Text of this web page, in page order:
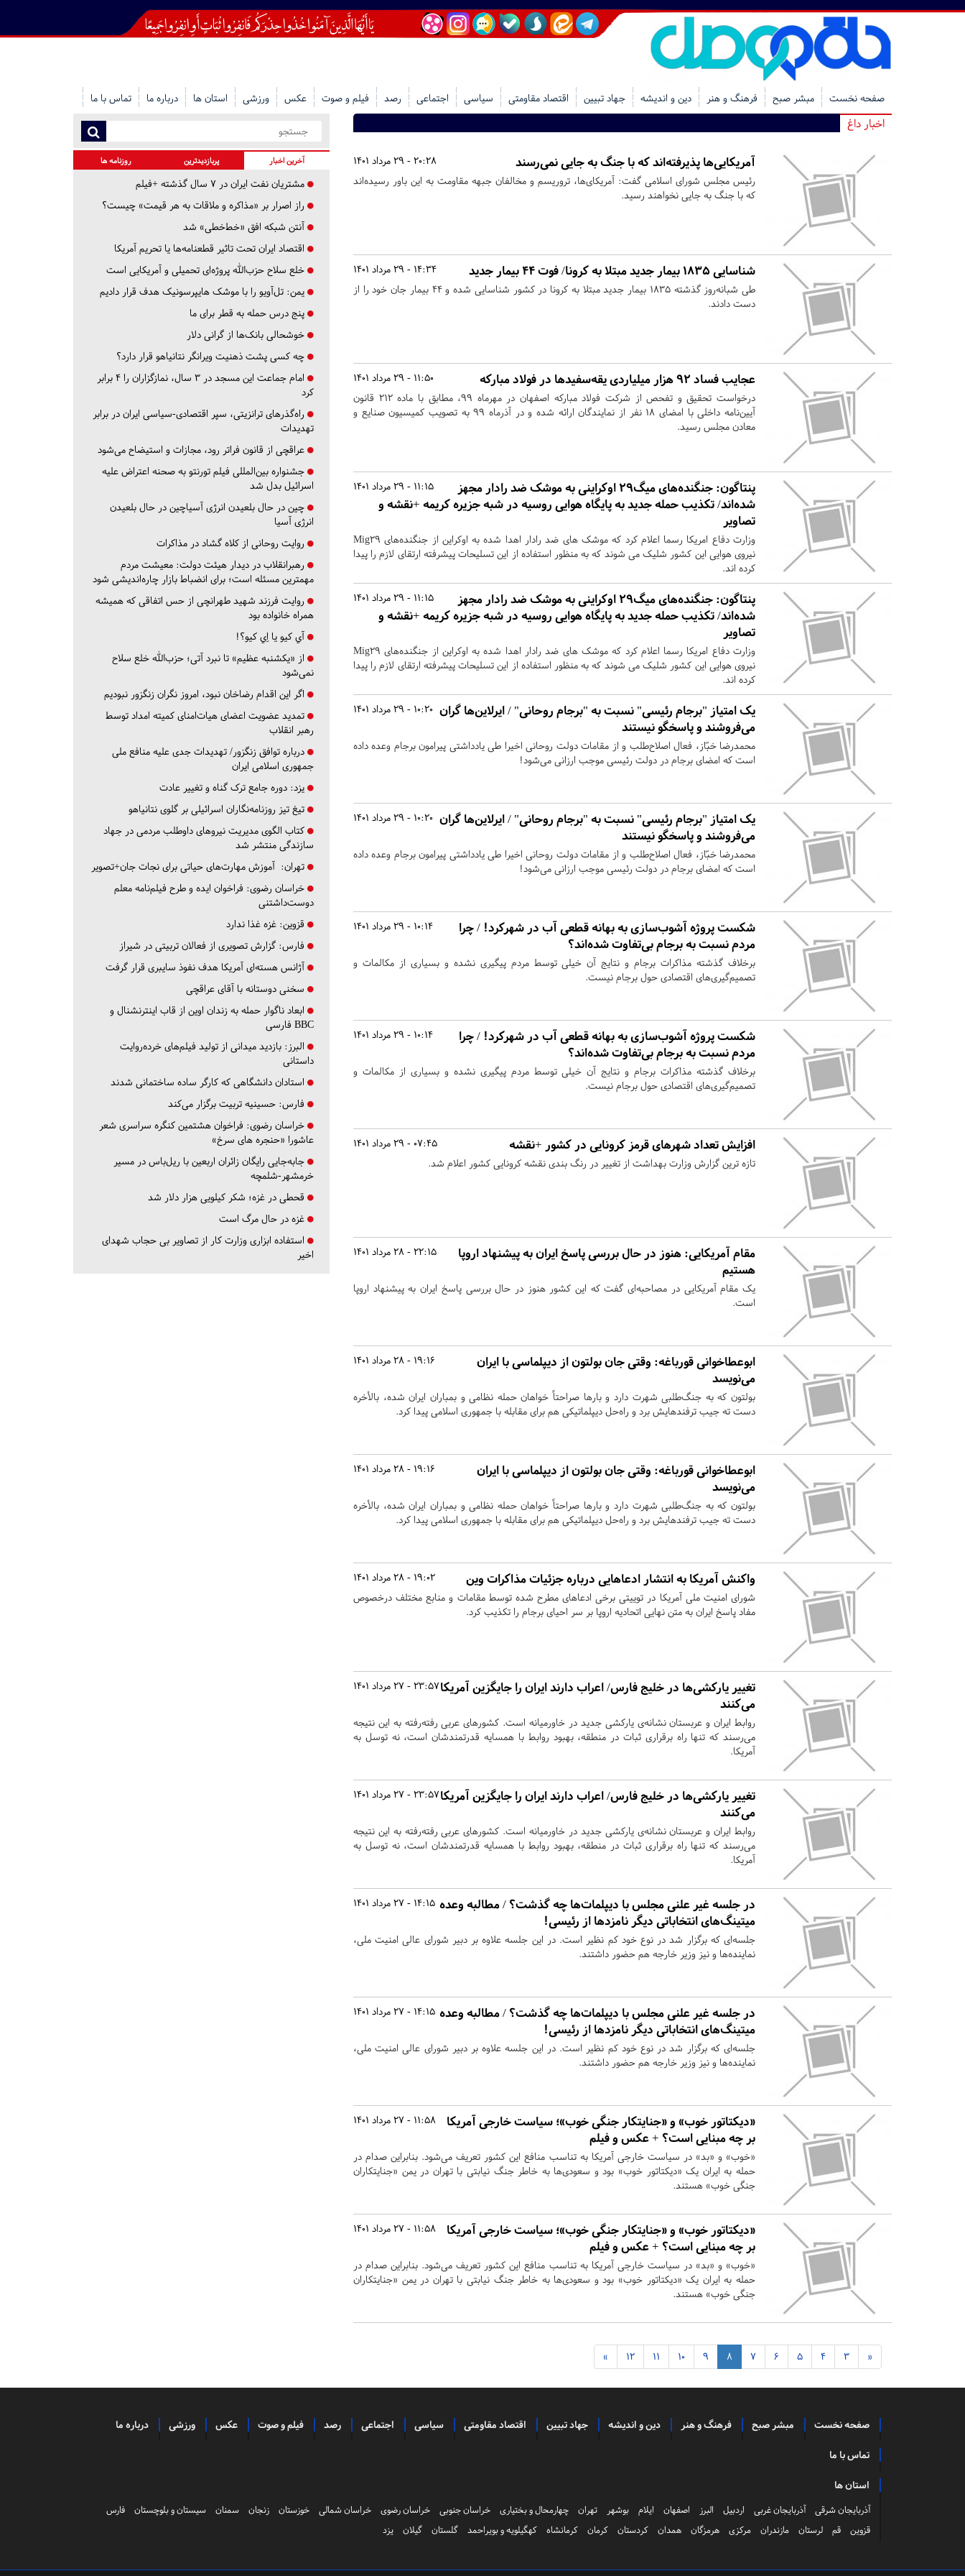
صفحه نخست مبشر صبح فرهنگ و هنر دین و اندیشه جهاد تبیین اقتصاد مقاومتی سیاسی اجتماعی رصد فیلم و صوت عکس ورزشی استان ها درباره ما تماس با ما
اخبار داغ
20:28 - 29 مرداد 1401 آمریکایی‌ها پذیرفته‌اند که با جنگ به جایی نمی‌رسند
رئیس مجلس شورای اسلامی گفت: آمریکای‌ها، تروریسم و مخالفان جبهه مقاومت به این باور رسیده‌اند
که با جنگ به جایی نخواهند رسید.
14:34 - 29 مرداد 1401 شناسایی ۱۸۳۵ بیمار جدید مبتلا به کرونا/ فوت ۴۴ بیمار جدید
طی شبانه‌روز گذشته ۱۸۳۵ بیمار جدید مبتلا به کرونا در کشور شناسایی شده و ۴۴ بیمار جان خود را از
دست دادند.
11:50 - 29 مرداد 1401 عجایب فساد ۹۲ هزار میلیاردی یقه‌سفیدها در فولاد مبارکه
درخواست تحقیق و تفحص از شرکت فولاد مبارکه اصفهان در مهرماه ۹۹، مطابق با ماده ۲۱۲ قانون
آیین‌نامه داخلی با امضای ۱۸ نفر از نمایندگان ارائه شده و در آذرماه ۹۹ به تصویب کمیسیون صنایع و
معادن مجلس رسید.
11:15 - 29 مرداد 1401
پنتاگون: جنگنده‌های میگ۲۹ اوکراینی به موشک ضد رادار مجهز
شده‌اند/ تکذیب حمله جدید به پایگاه هوایی روسیه در شبه جزیره کریمه +نقشه و
تصاویر
وزارت دفاع امریکا رسما اعلام کرد که موشک های ضد رادار اهدا شده به اوکراین از جنگنده‌های Mig۲۹
نیروی هوایی این کشور شلیک می شوند که به منظور استفاده از این تسلیحات پیشرفته ارتقای لازم را پیدا
کرده اند.
11:15 - 29 مرداد 1401
پنتاگون: جنگنده‌های میگ۲۹ اوکراینی به موشک ضد رادار مجهز
شده‌اند/ تکذیب حمله جدید به پایگاه هوایی روسیه در شبه جزیره کریمه +نقشه و
تصاویر
وزارت دفاع امریکا رسما اعلام کرد که موشک های ضد رادار اهدا شده به اوکراین از جنگنده‌های Mig۲۹
نیروی هوایی این کشور شلیک می شوند که به منظور استفاده از این تسلیحات پیشرفته ارتقای لازم را پیدا
کرده اند.
10:20 - 29 مرداد 1401 یک امتیاز "برجام رئیسی" نسبت به "برجام روحانی" / ایرلاین‌ها گران
می‌فروشند و پاسخگو نیستند
محمدرضا خبّاز، فعال اصلاح‌طلب و از مقامات دولت روحانی اخیرا طی یادداشتی پیرامون برجام وعده داده
است که امضای برجام در دولت رئیسی موجب ارزانی می‌شود!
10:20 - 29 مرداد 1401 یک امتیاز "برجام رئیسی" نسبت به "برجام روحانی" / ایرلاین‌ها گران
می‌فروشند و پاسخگو نیستند
محمدرضا خبّاز، فعال اصلاح‌طلب و از مقامات دولت روحانی اخیرا طی یادداشتی پیرامون برجام وعده داده
است که امضای برجام در دولت رئیسی موجب ارزانی می‌شود!
10:14 - 29 مرداد 1401
شکست پروژه آشوب‌سازی به بهانه قطعی آب در شهرکرد! / چرا
مردم نسبت به برجام بی‌تفاوت شده‌اند؟
برخلاف گذشته مذاکرات برجام و نتایج آن خیلی توسط مردم پیگیری نشده و بسیاری از مکالمات و
تصمیم‌گیری‌های اقتصادی حول برجام نیست.
10:14 - 29 مرداد 1401
شکست پروژه آشوب‌سازی به بهانه قطعی آب در شهرکرد! / چرا
مردم نسبت به برجام بی‌تفاوت شده‌اند؟
برخلاف گذشته مذاکرات برجام و نتایج آن خیلی توسط مردم پیگیری نشده و بسیاری از مکالمات و
تصمیم‌گیری‌های اقتصادی حول برجام نیست.
07:45 - 29 مرداد 1401 افزایش تعداد شهرهای قرمز کرونایی در کشور +نقشه
تازه ترین گزارش وزارت بهداشت از تغییر در رنگ بندی نقشه کرونایی کشور اعلام شد.
22:15 - 28 مرداد 1401
مقام آمریکایی:‌ هنوز در حال بررسی پاسخ ایران به پیشنهاد اروپا
هستیم
یک مقام آمریکایی در مصاحبه‌ای گفت که این کشور هنوز در حال بررسی پاسخ ایران به پیشنهاد اروپا
است.
19:16 - 28 مرداد 1401
ابوعطاخوانی قورباغه: وقتی جان بولتون از دیپلماسی با ایران
می‌نویسد
بولتون که به جنگ‌طلبی شهرت دارد و بارها صراحتاً خواهان حمله نظامی و بمباران ایران شده، بالأخره
دست ته جیب ترفندهایش برد و راه‌حل دیپلماتیکی هم برای مقابله با جمهوری اسلامی پیدا کرد.
19:16 - 28 مرداد 1401
ابوعطاخوانی قورباغه: وقتی جان بولتون از دیپلماسی با ایران
می‌نویسد
بولتون که به جنگ‌طلبی شهرت دارد و بارها صراحتاً خواهان حمله نظامی و بمباران ایران شده، بالأخره
دست ته جیب ترفندهایش برد و راه‌حل دیپلماتیکی هم برای مقابله با جمهوری اسلامی پیدا کرد.
19:02 - 28 مرداد 1401 واکنش آمریکا به انتشار ادعاهایی درباره جزئیات مذاکرات وین
شورای امنیت ملی آمریکا در توییتی برخی ادعاهای مطرح شده توسط مقامات و منابع مختلف درخصوص
مفاد پاسخ ایران به متن نهایی اتحادیه اروپا بر سر احیای برجام را تکذیب کرد.
23:57 - 27 مرداد 1401تغییر یارکشی‌ها در خلیج فارس/ اعراب دارند ایران را جایگزین آمریکا
می‌کنند
روابط ایران و عربستان نشانه‌ی یارکشی جدید در خاورمیانه است. کشورهای عربی رفته‌رفته به این نتیجه
می‌رسند که تنها راه برقراری ثبات در منطقه، بهبود روابط با همسایه قدرتمندشان است، نه توسل به
آمریکا.
23:57 - 27 مرداد 1401تغییر یارکشی‌ها در خلیج فارس/ اعراب دارند ایران را جایگزین آمریکا
می‌کنند
روابط ایران و عربستان نشانه‌ی یارکشی جدید در خاورمیانه است. کشورهای عربی رفته‌رفته به این نتیجه
می‌رسند که تنها راه برقراری ثبات در منطقه، بهبود روابط با همسایه قدرتمندشان است، نه توسل به
آمریکا.
14:15 - 27 مرداد 1401 در جلسه غیر علنی مجلس با دیپلمات‌ها چه گذشت؟ / مطالبه وعده‌
میتینگ‌های انتخاباتی دیگر نامزدها از رئیسی!
جلسه‌ای که برگزار شد در نوع خود کم نظیر است. در این جلسه علاوه بر دبیر شورای عالی امنیت ملی،
نماینده‌ها و نیز وزیر خارجه هم حضور داشتند.
14:15 - 27 مرداد 1401 در جلسه غیر علنی مجلس با دیپلمات‌ها چه گذشت؟ / مطالبه وعده‌
میتینگ‌های انتخاباتی دیگر نامزدها از رئیسی!
جلسه‌ای که برگزار شد در نوع خود کم نظیر است. در این جلسه علاوه بر دبیر شورای عالی امنیت ملی،
نماینده‌ها و نیز وزیر خارجه هم حضور داشتند.
11:58 - 27 مرداد 1401
«دیکتاتور خوب» و «جنایتکار جنگی خوب»؛ سیاست خارجی آمریکا
بر چه مبنایی است؟ + عکس و فیلم
«خوب» و «بد» در سیاست خارجی آمریکا به تناسب منافع این کشور تعریف می‌شود. بنابراین صدام در
حمله به ایران یک «دیکتاتور خوب» بود و سعودی‌ها به خاطر جنگ نیابتی با تهران در یمن «جنایتکاران
جنگی خوب» هستند.
11:58 - 27 مرداد 1401
«دیکتاتور خوب» و «جنایتکار جنگی خوب»؛ سیاست خارجی آمریکا
بر چه مبنایی است؟ + عکس و فیلم
«خوب» و «بد» در سیاست خارجی آمریکا به تناسب منافع این کشور تعریف می‌شود. بنابراین صدام در
حمله به ایران یک «دیکتاتور خوب» بود و سعودی‌ها به خاطر جنگ نیابتی با تهران در یمن «جنایتکاران
جنگی خوب» هستند.
«
3
4
5
6
7
8
9
10
11
12
»
آخرین اخبار پربازدیدترین روزنامه ها
مشتریان نفت ایران در ۷ سال گذشته +فیلم
راز اصرار بر «مذاکره و ملاقات به هر قیمت» چیست؟
آنتن شبکه افق «خط‌خطی» شد
اقتصاد ایران تحت تاثیر قطعنامه‌ها یا تحریم‌ آمریکا
خلع سلاح حزب‌الله پروژه‌ای تحمیلی و آمریکایی است
یمن: تل‌آویو را با موشک هایپرسونیک هدف قرار دادیم
پنج درس‌ حمله به قطر برای ما
خوشحالی بانک‌ها از گرانی دلار
چه کسی پشت ذهنیت ویرانگر نتانیاهو قرار دارد؟
امام جماعت این مسجد در ۳ سال، نمازگزاران را ۴ برابر
کرد
راه‌گذرهای ترانزیتی، سپر اقتصادی-سیاسی ایران در برابر
تهدیدات
عراقچی از قانون فراتر رود، مجازات و استیضاح می‌شود
جشنواره بین‌المللی فیلم تورنتو به صحنه اعتراض علیه
اسرائیل بدل شد
چین در حال بلعیدن انرژی آسیاچین در حال بلعیدن
انرژی آسیا
روایت روحانی از کلاه گشاد در مذاکرات
رهبرانقلاب در دیدار هیئت دولت: معیشت مردم
مهمترین مسئله است؛ برای انضباط بازار چاره‌اندیشی شود
روایت فرزند شهید طهرانچی از حس اتفاقی که همیشه
همراه خانواده بود
آي كيو يا اِي كيو؟!
از «یکشنبه عظیم» تا نبرد آتی؛ حزب‌الله خلع سلاح
نمی‌شود
اگر این اقدام رضاخان نبود، امروز نگران زنگزور نبودیم
تمدید عضویت اعضای هیات‌امنای کمیته امداد توسط
رهبر انقلاب
درباره توافق زنگزور/ تهدیدات جدی علیه منافع ملی
جمهوری اسلامی ایران
یزد: دوره جامع ترک گناه و تغییر عادت
تیغ تیز روزنامه‌نگاران اسرائیلی بر گلوی نتانیاهو
کتاب الگوی مدیریت نیروهای داوطلب مردمی در جهاد
سازندگی منتشر شد
تهران: آموزش مهارت‌های حیاتی برای نجات جان+تصویر
خراسان رضوی: فراخوان ایده و طرح فیلم‌نامه معلم
دوست‌داشتنی
قزوین: غزه غذا ندارد
فارس: گزارش تصویری از فعالان تربیتی در شیراز
آژانس هسته‌ای آمریکا هدف نفوذ سایبری قرار گرفت
سخنی دوستانه با آقای عراقچی
ابعاد ناگوار حمله به زندان اوین از قاب اینترنشنال و
BBC فارسی
البرز: بازدید میدانی از تولید فیلم‌های خرده‌روایت
داستانی
استادان دانشگاهی که کارگر ساده ساختمانی شدند
فارس: حسینیه تربیت برگزار می‌کند
خراسان رضوی: فراخوان هشتمین کنگره سراسری شعر
عاشورا «حنجره های سرخ»
جابه‌جایی رایگان زائران اربعین با ریل‌باس در مسیر
خرمشهر-شلمچه
قحطی در غزه؛ شکر کیلویی هزار دلار شد
غزه در حال مرگ است
استفاده ابزاری وزارت کار از تصاویر بی حجاب شهدای
اخیر
صفحه نخست مبشر صبح فرهنگ و هنر دین و اندیشه جهاد تبیین اقتصاد مقاومتی سیاسی اجتماعی رصد فیلم و صوت عکس ورزشی درباره ما
تماس با ما
استان ها
آذربایجان شرقی آذربایجان غربی اردبیل البرز اصفهان ایلام بوشهر تهران چهارمحال و بختیاری خراسان جنوبی خراسان رضوی خراسان شمالی خوزستان زنجان سمنان سیستان و بلوچستان
فارس
قزوین
قم لرستان مازندران مرکزی هرمزگان همدان کردستان کرمان کرمانشاه کهگیلویه و بویراحمد گلستان گیلان یزد